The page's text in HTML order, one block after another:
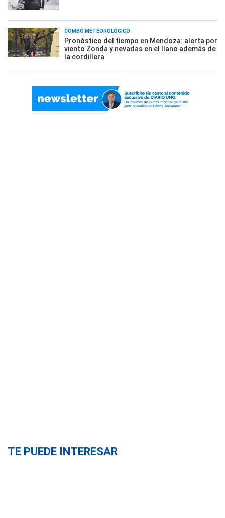
COMBO METEOROLÓGICO
Pronóstico del tiempo en Mendoza: alerta por
viento Zonda y nevadas en el llano además de
la cordillera
TE PUEDE INTERESAR